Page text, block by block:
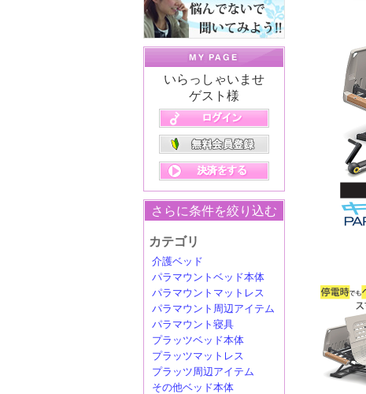
いらっしゃいませ
ゲスト様
さらに条件を絞り込む
カテゴリ
介護ベッド
パラマウントベッド本体
パラマウントマットレス
パラマウント周辺アイテム
パラマウント寝具
プラッツベッド本体
プラッツマットレス
プラッツ周辺アイテム
その他ベッド本体